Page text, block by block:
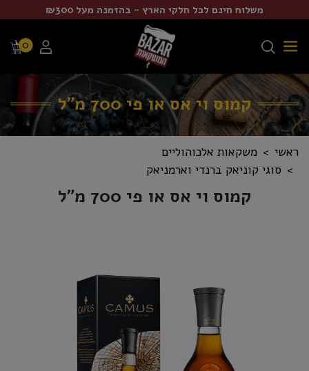
משלוח חינם לכל חלקי הארץ - בהזמנה מעל ₪300
0
קמוס וי אס או פי 700 מ"ל
ראשי
משקאות אלכוהוליים
סוגי קוניאק ברנדי וארמניאק
קמוס וי אס או פי 700 מ"ל